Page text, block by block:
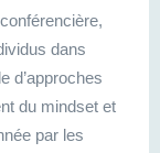
dans
d’approches
du mindset et
par les